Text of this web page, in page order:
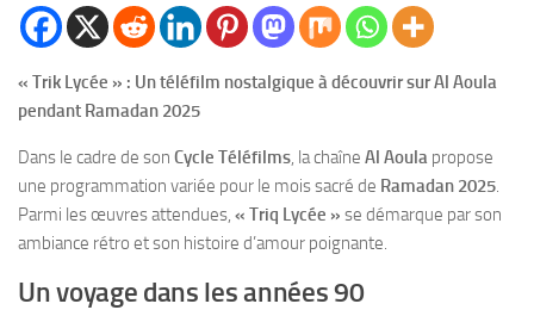
« Trik Lycée » : Un téléfilm nostalgique à découvrir sur Al Aoula
pendant Ramadan 2025
Dans le cadre de son Cycle Téléfilms, la chaîne Al Aoula propose
une programmation variée pour le mois sacré de Ramadan 2025.
Parmi les œuvres attendues, « Triq Lycée » se démarque par son
ambiance rétro et son histoire d’amour poignante.
Un voyage dans les années 90